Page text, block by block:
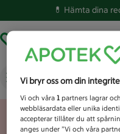
💊 Hämta dina
Vad letar du
Vi bryr oss om din
Vi och våra1 partners lagrar
webbläsardata eller unika
accepterar tillåter du att
anges under ”Vi och våra